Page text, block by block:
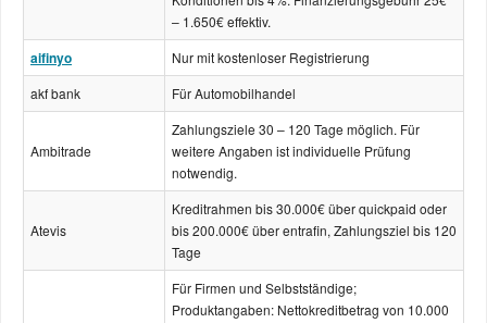
– 1.650€ effektiv.
aifinyo
Nur mit kostenloser Registrierung
akf bank
Für Automobilhandel
Ambitrade
Zahlungsziele 30 – 120 Tage möglich. Für
weitere Angaben ist individuelle Prüfung
notwendig.
Atevis
Kreditrahmen bis 30.000€ über quickpaid oder
bis 200.000€ über entrafin, Zahlungsziel bis 120
Tage
Für Firmen und Selbstständige;
Produktangaben: Nettokreditbetrag von 10.000